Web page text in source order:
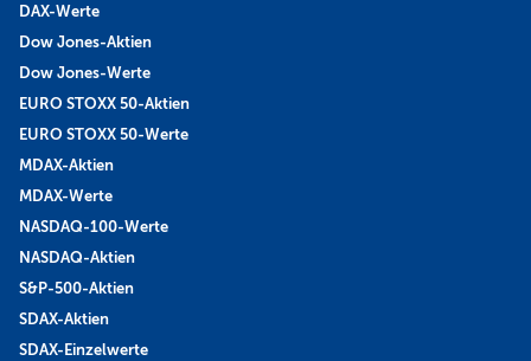
DAX-Werte
Dow Jones-Aktien
Dow Jones-Werte
EURO STOXX 50-Aktien
EURO STOXX 50-Werte
MDAX-Aktien
MDAX-Werte
NASDAQ-100-Werte
NASDAQ-Aktien
S&P-500-Aktien
SDAX-Aktien
SDAX-Einzelwerte